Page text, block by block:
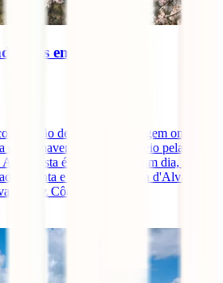
em Flor
de seguros de viagem online,
da primavera com um passeio pela rota
A proposta é um roteiro de um dia, que
à Cinta e passa por Barca d'Alva,
de Foz Côa, Torre [...]